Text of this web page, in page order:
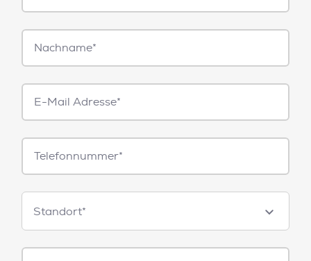
Nachname*
E-
Mail*
Telefonnummer
Standorte
Standort*
Freitext